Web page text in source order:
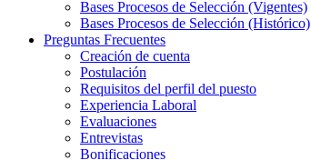
Bases Procesos de Selección (Vigentes)
Bases Procesos de Selección (Histórico)
Preguntas Frecuentes
Creación de cuenta
Postulación
Requisitos del perfil del puesto
Experiencia Laboral
Evaluaciones
Entrevistas
Bonificaciones